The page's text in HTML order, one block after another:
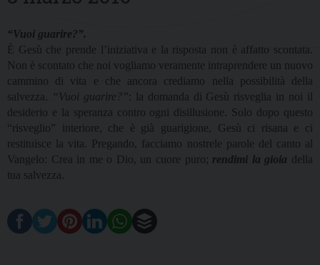
“Vuoi guarire?”.
È Gesù che prende l’iniziativa e la risposta non è affatto scontata.
Non è scontato che noi vogliamo veramente intraprendere un nuovo
cammino di vita e che ancora crediamo nella possibilità della
salvezza.
“Vuoi guarire?”: la domanda di Gesù risveglia in noi il
desiderio e la speranza contro ogni disillusione. Solo dopo questo
“risveglio” interiore, che è già guarigione, Gesù ci risana e ci
restituisce la vita. Pregando, facciamo nostrele parole del canto al
Vangelo: Crea in me o Dio, un cuore puro; rendimi la gioia della
tua salvezza.